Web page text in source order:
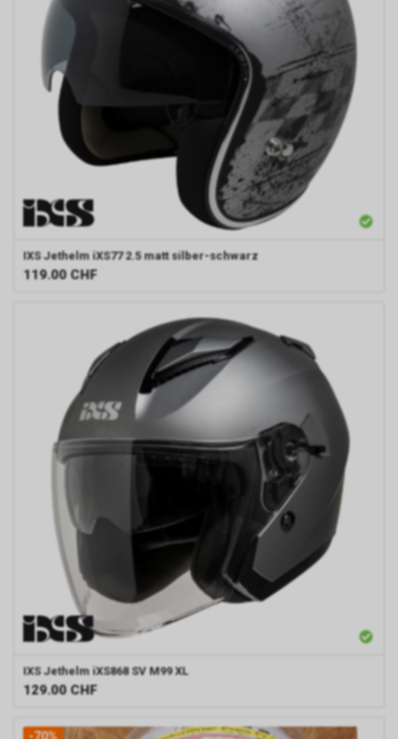
IXS Jethelm iXS77 2.5 matt silber-schwarz
119.00 CHF
IXS Jethelm iXS868 SV M99 XL
129.00 CHF